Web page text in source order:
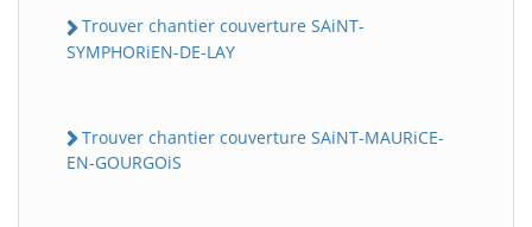
Trouver chantier couverture SAiNT-
SYMPHORiEN-DE-LAY
Trouver chantier couverture SAiNT-MAURiCE-
EN-GOURGOiS